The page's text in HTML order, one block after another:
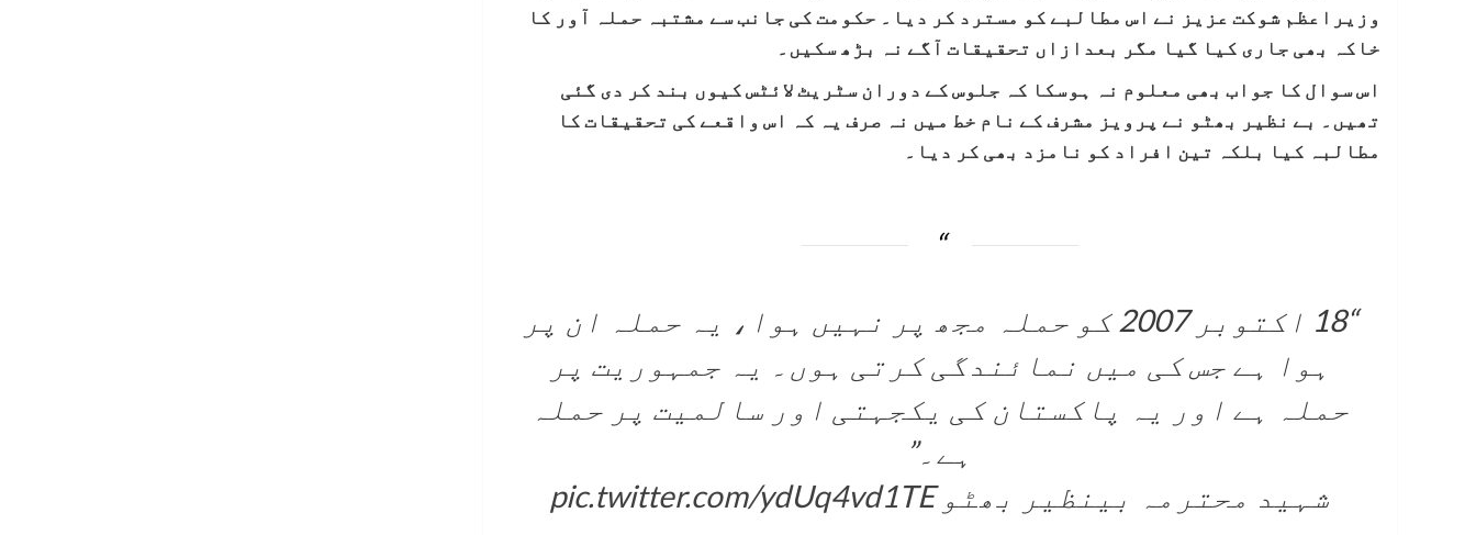
وزیراعظم شوکت عزیز نے اس مطالبے کو مسترد کر دیا۔ حکومت کی جانب سے مشتبہ حملہ آور کا
خاکہ بھی جاری کیا گیا مگر بعدازاں تحقیقات آگے نہ بڑھ سکیں۔
اس سوال کا جواب بھی معلوم نہ ہوسکا کہ جلوس کے دوران سٹریٹ لائٹس کیوں بند کر دی گئی
تھیں۔ بے نظیر بھٹو نے پرویز مشرف کے نام خط میں نہ صرف یہ کہ اس واقعے کی تحقیقات کا
مطالبہ کیا بلکہ تین افراد کو نامزد بھی کر دیا۔
“18 اکتوبر 2007 کو حملہ مجھ پر نہیں ہوا، یہ حملہ ان پر
ہوا ہے جس کی میں نمائندگی کرتی ہوں۔ یہ جمہوریت پر
حملہ ہے اور یہ پاکستان کی یکجہتی اور سالمیت پر حملہ
ہے۔”
شہید محترمہ بینظیر بھٹوpic.twitter.com/ydUq4vd1TE